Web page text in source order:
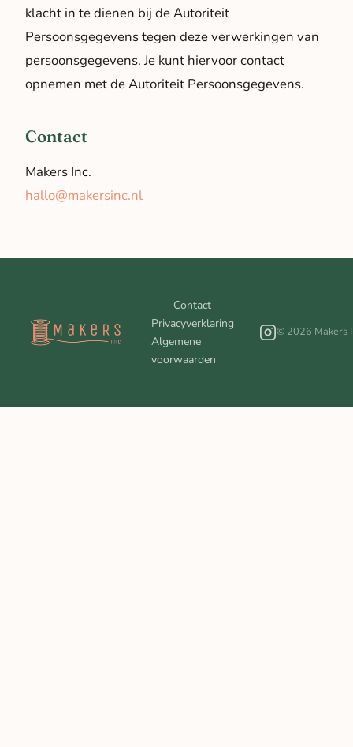
klacht in te dienen bij de Autoriteit
Persoonsgegevens tegen deze verwerkingen van
persoonsgegevens. Je kunt hiervoor contact
opnemen met de Autoriteit Persoonsgegevens.
Contact
Makers Inc.
hallo@makersinc.nl
Contact
Privacyverklaring
Algemene
voorwaarden
© 2026 Makers